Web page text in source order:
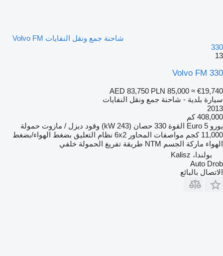
شاحنة جمع ونقل النفايات Volvo FM
330
13
Volvo FM 330
AED 83,750 PLN 85,000 ≈ €19,740
سيارة بلدية - شاحنة جمع ونقل النفايات
2013
408,000 كم
يورو Euro 5 القوة 330 حصان (243 kW) وقود ديزل / مازوت حمولة
11,000 كجم
مواصفات المحاور 6x2 نظام التعليق بضغط الهواء/بضغط
الهواء ماركة الجسم NTM طريقة تفريغ الحمولة خلفي
بولندا، Kalisz
Auto Drob
الاتصال بالبائع